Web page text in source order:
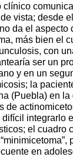
clínico
vista; desde
da el aspecto
más bien el
con
ser un
y en un
la
(Puebla) en
de
difícil integrarlo
el cuadro
en